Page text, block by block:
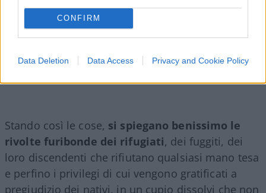
CONFIRM
Data Deletion Data Access Privacy and Cookie Policy
innaturali, di ossessioni non spiegabili come la
sottile linea blu sulla bandiera britannica da
strappare dalle divise degli agenti. E li
accontentano, sapendo che non servirà a tenerli
Stando così le cose, si spiegano benissimo le
rivolte furibonde dei rifugiati, dei fuggiti, dei
loro discendenti che rifiutano qualsiasi mano tesa
e perfino i privilegi di cui vengono gratificati a
pregiudizio dei nativi, in un cupio dissolvi che non